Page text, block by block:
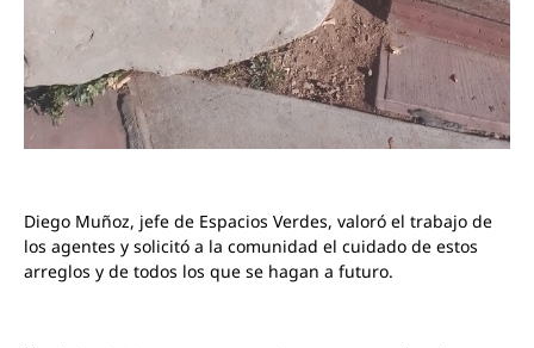
Diego Muñoz, jefe de Espacios Verdes, valoró el trabajo de
los agentes y solicitó a la comunidad el cuidado de estos
arreglos y de todos los que se hagan a futuro.